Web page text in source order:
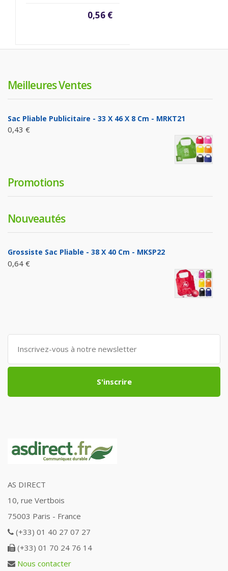
0,56 €
Meilleures Ventes
Sac Pliable Publicitaire - 33 X 46 X 8 Cm - MRKT21
0,43 €
Promotions
Nouveautés
Grossiste Sac Pliable - 38 X 40 Cm - MKSP22
0,64 €
S'inscrire
AS DIRECT
10, rue Vertbois
75003 Paris - France
(+33) 01 40 27 07 27
(+33) 01 70 24 76 14
Nous contacter